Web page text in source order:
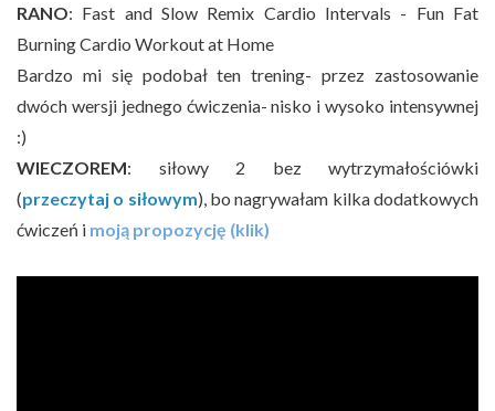
RANO: Fast and Slow Remix Cardio Intervals - Fun Fat
Burning Cardio Workout at Home
Bardzo mi się podobał ten trening- przez zastosowanie
dwóch wersji jednego ćwiczenia- nisko i wysoko intensywnej
:)
WIECZOREM: siłowy 2 bez wytrzymałościówki
(przeczytaj o siłowym), bo nagrywałam kilka dodatkowych
ćwiczeń i moją propozycję (klik)